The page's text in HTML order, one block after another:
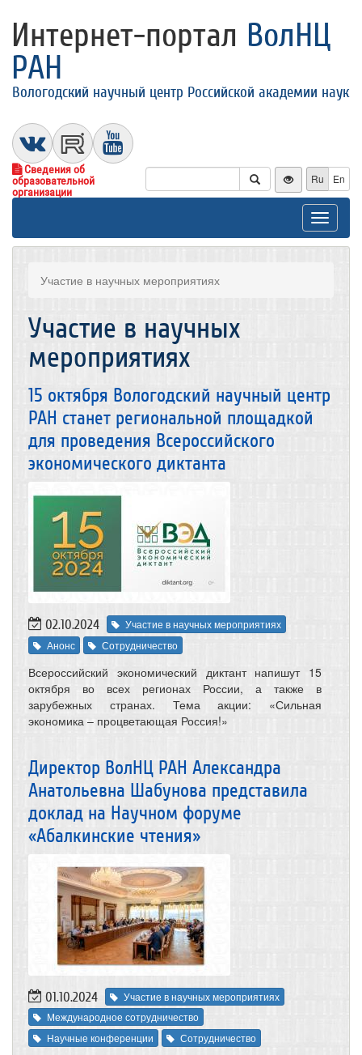
Интернет-портал ВолНЦ
РАН
Вологодский научный центр Российской академии наук
Сведения об
образовательной
организации
Ru En
Toggle
Участие в научных мероприятиях
Участие в научных
мероприятиях
15 октября Вологодский научный центр
РАН станет региональной площадкой
для проведения Всероссийского
экономического диктанта
02.10.2024
Участие в научных мероприятиях
Анонс
Сотрудничество
Всероссийский экономический диктант напишут 15
октября во всех регионах России, а также в
зарубежных странах. Тема акции: «Сильная
экономика – процветающая Россия!»
Директор ВолНЦ РАН Александра
Анатольевна Шабунова представила
доклад на Научном форуме
«Абалкинские чтения»
01.10.2024
Участие в научных мероприятиях
Международное сотрудничество
Научные конференции
Сотрудничество